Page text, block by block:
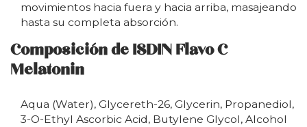
movimientos hacia fuera y hacia arriba, masajeando
hasta su completa absorción.
Composición de ISDIN Flavo C
Melatonin
Aqua (Water), Glycereth-26, Glycerin, Propanediol,
3-O-Ethyl Ascorbic Acid, Butylene Glycol, Alcohol